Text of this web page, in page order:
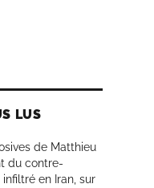
LUS
de Matthieu
du contre-
en Iran, sur